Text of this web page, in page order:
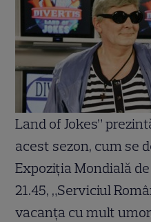
Land of Jokes”
acest sezon, cum se
Expoziţia Mondială
21.45, „Serviciul
vacanţa cu mult